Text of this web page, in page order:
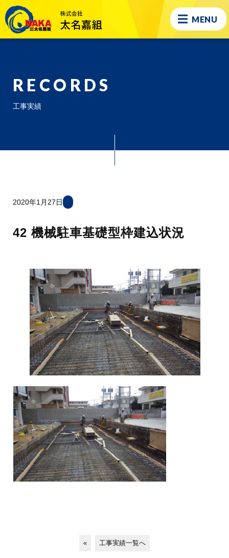
MENU
RECORDS
工事実績
2020年1月27日
42 機械駐車基礎型枠建込状況
« 工事実績一覧へ